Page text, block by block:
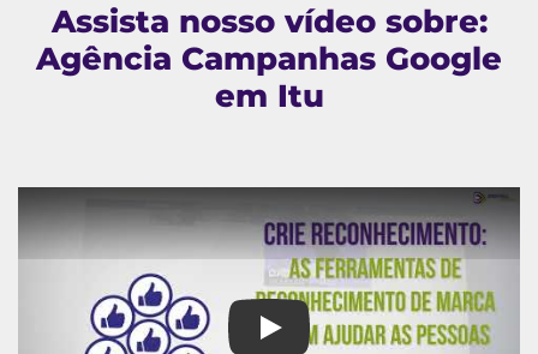
Assista nosso vídeo sobre:
Agência Campanhas Google
em Itu
Agência Campanhas Google